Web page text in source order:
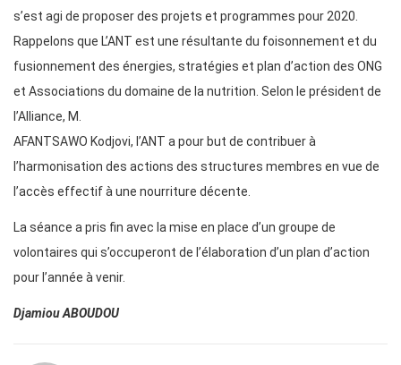
s’est agi de proposer des projets et programmes pour 2020.
Rappelons que L’ANT est une résultante du foisonnement et du
fusionnement des énergies, stratégies et plan d’action des ONG
et Associations du domaine de la nutrition. Selon le président de
l’Alliance, M.
AFANTSAWO Kodjovi, l’ANT a pour but de contribuer à
l’harmonisation des actions des structures membres en vue de
l’accès effectif à une nourriture décente.
La séance a pris fin avec la mise en place d’un groupe de
volontaires qui s’occuperont de l’élaboration d’un plan d’action
pour l’année à venir.
Djamiou ABOUDOU